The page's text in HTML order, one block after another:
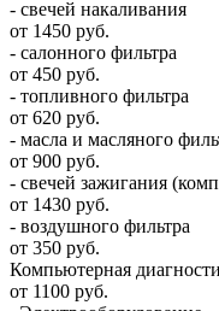
- свечей накаливания
от 1450 руб.
- салонного фильтра
от 450 руб.
- топливного фильтра
от 620 руб.
- масла и масляного
от 900 руб.
- свечей зажигания
от 1430 руб.
- воздушного фильтра
от 350 руб.
Компьютерная
от 1100 руб.